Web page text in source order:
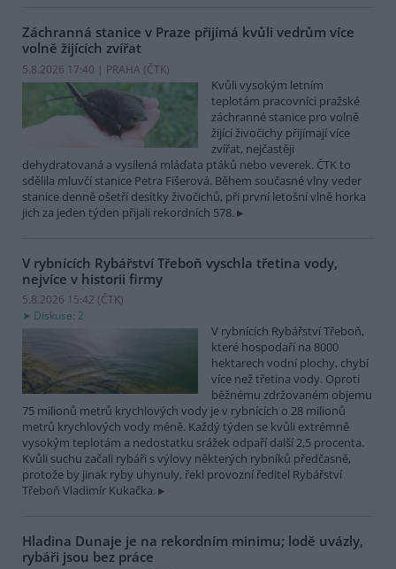
Záchranná stanice v Praze přijímá kvůli vedrům více
volně žijících zvířat
5.8.2026 17:40 | PRAHA (ČTK)
Kvůli vysokým letním
teplotám pracovníci pražské
záchranné stanice pro volně
žijící živočichy přijímají více
zvířat, nejčastěji
dehydratovaná a vysílená mláďata ptáků nebo veverek. ČTK to
sdělila mluvčí stanice Petra Fišerová. Během současné vlny veder
stanice denně ošetří desítky živočichů, při první letošní vlně horka
jich za jeden týden přijali rekordních 578.
V rybnících Rybářství Třeboň vyschla třetina vody,
nejvíce v historii firmy
5.8.2026 15:42 (ČTK)
Diskuse: 2
V rybnících Rybářství Třeboň,
které hospodaří na 8000
hektarech vodní plochy, chybí
více než třetina vody. Oproti
běžnému zdržovaném objemu
75 milionů metrů krychlových vody je v rybnících o 28 milionů
metrů krychlových vody méně. Každý týden se kvůli extrémně
vysokým teplotám a nedostatku srážek odpaří další 2,5 procenta.
Kvůli suchu začali rybáři s výlovy některých rybníků předčasně,
protože by jinak ryby uhynuly, řekl provozní ředitel Rybářství
Třeboň Vladimír Kukačka.
Hladina Dunaje je na rekordním minimu; lodě uvázly,
rybáři jsou bez práce